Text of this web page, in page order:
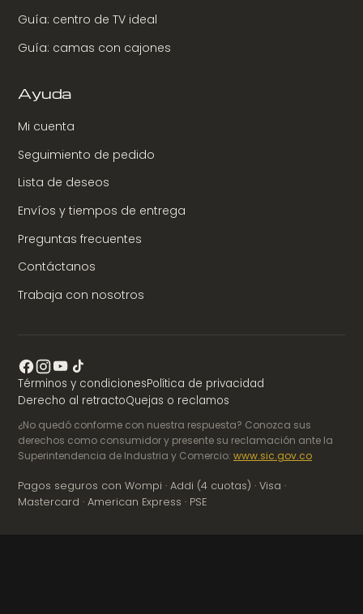
Guía: centro de TV ideal
Guía: camas con cajones
Ayuda
Mi cuenta
Seguimiento de pedido
Lista de deseos
Envíos y tiempos de entrega
Preguntas frecuentes
Contáctanos
Trabaja con nosotros
Términos y condicionesPolítica de privacidad
Derecho al retractoQuejas o reclamos
¿No quedó conforme con nuestra respuesta? Conozca sus
derechos como consumidor y presente su reclamación ante la
Superintendencia de Industria y Comercio: www.sic.gov.co
Pagos seguros con Wompi · Addi (4 cuotas) · Visa ·
Mastercard · American Express · PSE